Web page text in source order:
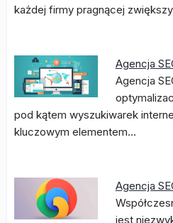
każdej firmy pragnącej
Agencja
Agencja
pod kątem wyszukiwarek
kluczowym elementem…
Agencja
jest